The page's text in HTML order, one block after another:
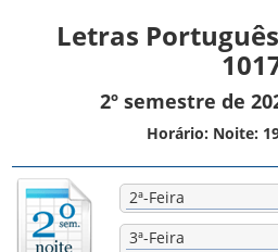
Letras
2º semestre de
Horário: Noite:
2ª-Feira
3ª-Feira